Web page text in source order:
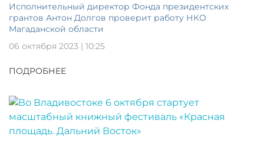
Исполнительный директор Фонда президентских
грантов Антон Долгов проверит работу НКО
Магаданской области
06 октября 2023 | 10:25
ПОДРОБНЕЕ